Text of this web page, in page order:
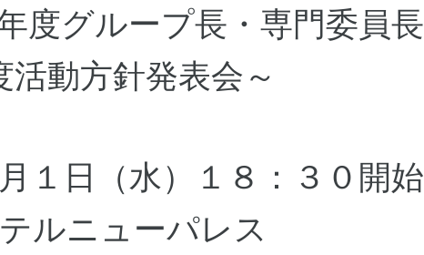
度グループ長・専門委員長
活動方針発表会～
１日（水）１８：３０開始
ルニューパレス